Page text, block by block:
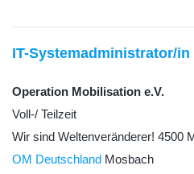
IT-Systemadministrator/in
Operation Mobilisation e.V.
Voll-/ Teilzeit
Wir sind Weltenveränderer! 4500
OM Deutschland Mosbach